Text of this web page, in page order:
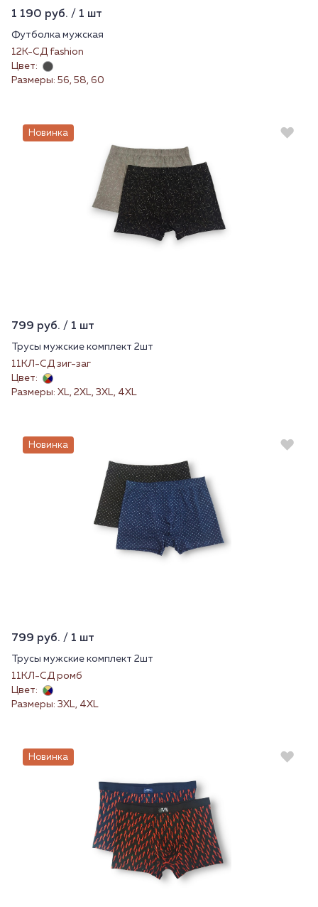
1 190 руб. / 1 шт
Футболка мужская
12К-СД fashion
Цвет:
Размеры: 56, 58, 60
Новинка
799 руб. / 1 шт
Трусы мужские комплект 2шт
11КЛ-СД зиг-заг
Цвет:
Размеры: XL, 2XL, 3XL, 4XL
Новинка
799 руб. / 1 шт
Трусы мужские комплект 2шт
11КЛ-СД ромб
Цвет:
Размеры: 3XL, 4XL
Новинка